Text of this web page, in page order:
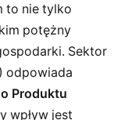
to nie tylko
potężny
Sektor
odpowiada
Produktu
wpływ jest